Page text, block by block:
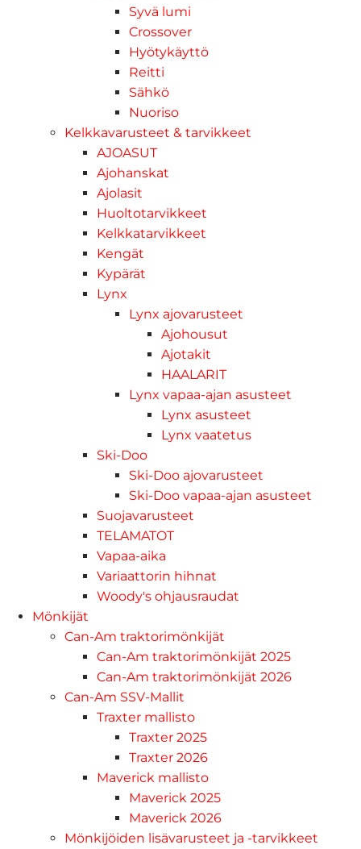
Syvä lumi
Crossover
Hyötykäyttö
Reitti
Sähkö
Nuoriso
Kelkkavarusteet & tarvikkeet
AJOASUT
Ajohanskat
Ajolasit
Huoltotarvikkeet
Kelkkatarvikkeet
Kengät
Kypärät
Lynx
Lynx ajovarusteet
Ajohousut
Ajotakit
HAALARIT
Lynx vapaa-ajan asusteet
Lynx asusteet
Lynx vaatetus
Ski-Doo
Ski-Doo ajovarusteet
Ski-Doo vapaa-ajan asusteet
Suojavarusteet
TELAMATOT
Vapaa-aika
Variaattorin hihnat
Woody's ohjausraudat
Mönkijät
Can-Am traktorimönkijät
Can-Am traktorimönkijät 2025
Can-Am traktorimönkijät 2026
Can-Am SSV-Mallit
Traxter mallisto
Traxter 2025
Traxter 2026
Maverick mallisto
Maverick 2025
Maverick 2026
Mönkijöiden lisävarusteet ja -tarvikkeet